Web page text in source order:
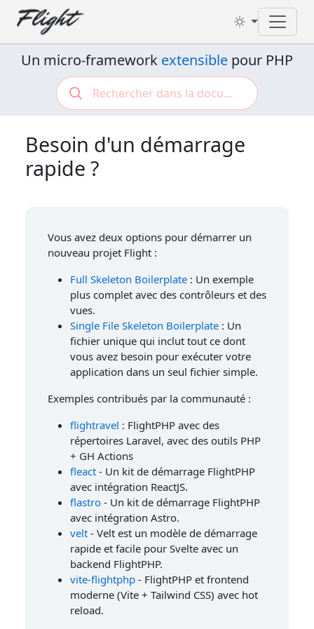
Un micro-framework extensible pour PHP
Besoin d'un démarrage
rapide ?
Vous avez deux options pour démarrer un
nouveau projet Flight :
Full Skeleton Boilerplate : Un exemple
plus complet avec des contrôleurs et des
vues.
Single File Skeleton Boilerplate : Un
fichier unique qui inclut tout ce dont
vous avez besoin pour exécuter votre
application dans un seul fichier simple.
Exemples contribués par la communauté :
flightravel : FlightPHP avec des
répertoires Laravel, avec des outils PHP
+ GH Actions
fleact - Un kit de démarrage FlightPHP
avec intégration ReactJS.
flastro - Un kit de démarrage FlightPHP
avec intégration Astro.
velt - Velt est un modèle de démarrage
rapide et facile pour Svelte avec un
backend FlightPHP.
vite-flightphp - FlightPHP et frontend
moderne (Vite + Tailwind CSS) avec hot
reload.